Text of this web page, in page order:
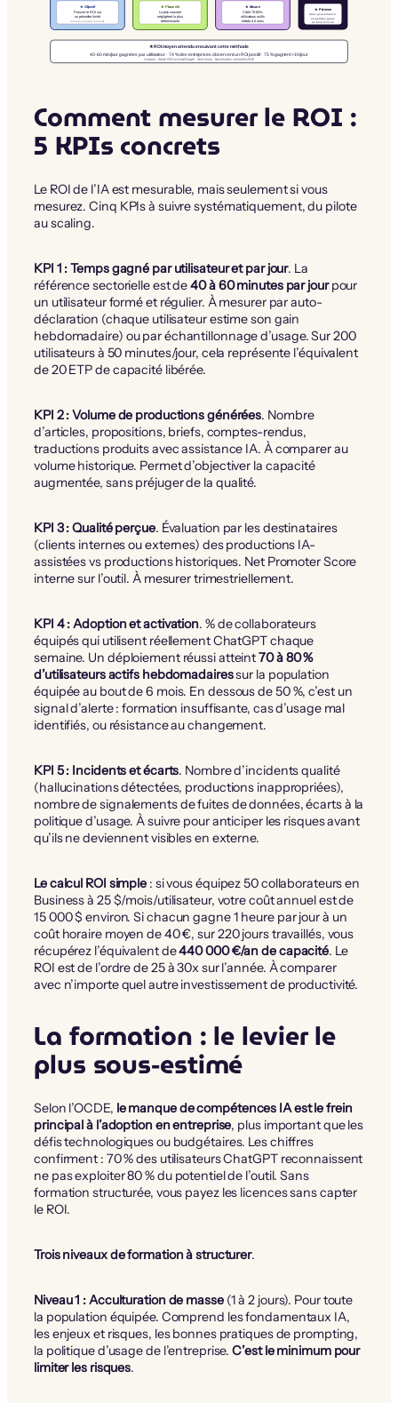
★ Objectif
Prouver le ROI sur
un périmètre limité
Investissement minimal
★ Phase clé
La plus souvent
négligée et la plus
déterminante
★ Mesure
Cible 70-80%
utilisateurs actifs
hebdo à 6 mois
★ Pérenne
Sans gouvernance,
on perd les gains
au bout d’un an
★ ROI moyen attendu en suivant cette méthode
40-60 min/jour gagnées par utilisateur · 74 % des entreprises observent un ROI positif · 75 % gagnent >1h/jour
Sources : étude WEnvision/Google · McKinsey · benchmarks sectoriels 2026
Comment mesurer le ROI :
5 KPIs concrets
Le ROI de l’IA est mesurable, mais seulement si vous
mesurez. Cinq KPIs à suivre systématiquement, du pilote
au scaling.
KPI 1 : Temps gagné par utilisateur et par jour. La
référence sectorielle est de40 à 60 minutes par jourpour
un utilisateur formé et régulier. À mesurer par auto-
déclaration (chaque utilisateur estime son gain
hebdomadaire) ou par échantillonnage d’usage. Sur 200
utilisateurs à 50 minutes/jour, cela représente l’équivalent
de 20 ETP de capacité libérée.
KPI 2 : Volume de productions générées. Nombre
d’articles, propositions, briefs, comptes-rendus,
traductions produits avec assistance IA. À comparer au
volume historique. Permet d’objectiver la capacité
augmentée, sans préjuger de la qualité.
KPI 3 : Qualité perçue. Évaluation par les destinataires
(clients internes ou externes) des productions IA-
assistées vs productions historiques. Net Promoter Score
interne sur l’outil. À mesurer trimestriellement.
KPI 4 : Adoption et activation. % de collaborateurs
équipés qui utilisent réellement ChatGPT chaque
semaine. Un déploiement réussi atteint70 à 80 %
d’utilisateurs actifs hebdomadairessur la population
équipée au bout de 6 mois. En dessous de 50 %, c’est un
signal d’alerte : formation insuffisante, cas d’usage mal
identifiés, ou résistance au changement.
KPI 5 : Incidents et écarts. Nombre d’incidents qualité
(hallucinations détectées, productions inappropriées),
nombre de signalements de fuites de données, écarts à la
politique d’usage. À suivre pour anticiper les risques avant
qu’ils ne deviennent visibles en externe.
Le calcul ROI simple : si vous équipez 50 collaborateurs en
Business à 25 $/mois/utilisateur, votre coût annuel est de
15 000 $ environ. Si chacun gagne 1 heure par jour à un
coût horaire moyen de 40 €, sur 220 jours travaillés, vous
récupérez l’équivalent de440 000 €/an de capacité. Le
ROI est de l’ordre de 25 à 30x sur l’année. À comparer
avec n’importe quel autre investissement de productivité.
La formation : le levier le
plus sous-estimé
Selon l’OCDE, le manque de compétences IA est le frein
principal à l’adoption en entreprise, plus important que les
défis technologiques ou budgétaires. Les chiffres
confirment : 70 % des utilisateurs ChatGPT reconnaissent
ne pas exploiter 80 % du potentiel de l’outil. Sans
formation structurée, vous payez les licences sans capter
le ROI.
Trois niveaux de formation à structurer.
Niveau 1 : Acculturation de masse(1 à 2 jours). Pour toute
la population équipée. Comprend les fondamentaux IA,
les enjeux et risques, les bonnes pratiques de prompting,
la politique d’usage de l’entreprise.C’est le minimum pour
limiter les risques.